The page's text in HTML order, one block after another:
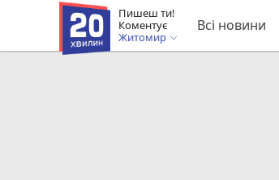
Пишеш ти!
Коментує
Житомир
Всі новини